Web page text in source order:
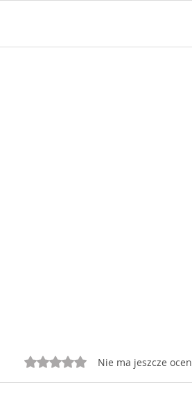
Oceniono na 0 z 5 gwiazdek.
Nie ma jeszcze ocen